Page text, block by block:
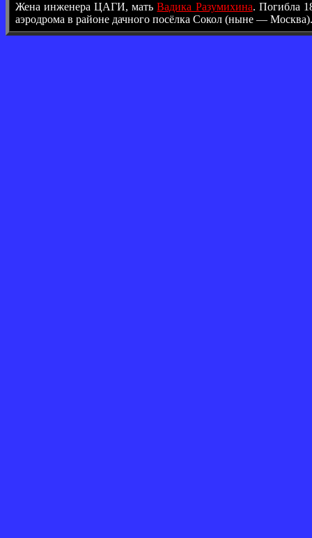
Жена инженера ЦАГИ, матьВадика Разумихина. Погибла
аэродрома в районе дачного посёлка Сокол (ныне — Москва).